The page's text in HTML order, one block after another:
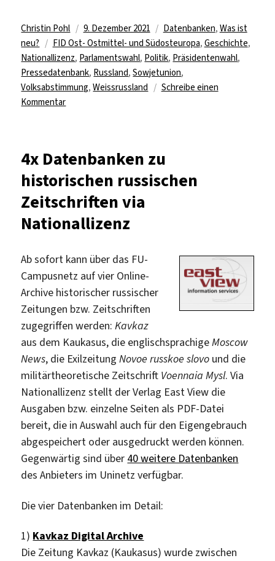
Autor
Christin Pohl
Veröffentlicht
am
9. Dezember 2021 Kategorien
Datenbanken, Was ist
neu?
Schlagwörter
FID Ost- Ostmittel- und Südosteuropa, Geschichte,
Nationallizenz, Parlamentswahl, Politik, Präsidentenwahl,
Pressedatenbank, Russland,Sowjetunion,
Volksabstimmung,Weissrussland
Schreibe einen
Kommentarzu
East
View
via
Nationallizenzen
zugänglich
4x Datenbanken zu
historischen russischen
Zeitschriften via
Nationallizenz
Ab sofort kann über das FU-
Campusnetz auf vier Online-
Archive historischer russischer
Zeitungen bzw. Zeitschriften
zugegriffen werden:Kavkaz
aus dem Kaukasus, die englischsprachigeMoscow
News, die ExilzeitungNovoe russkoe slovo und die
militärtheoretische Zeitschrift Voennaia Mysl. Via
Nationallizenz stellt der Verlag East View die
Ausgaben bzw. einzelne Seiten als PDF-Datei
bereit, die in Auswahl auch für den Eigengebrauch
abgespeichert oder ausgedruckt werden können.
Gegenwärtig sind über 40 weitere Datenbanken
des Anbieters im Uninetz verfügbar.
Die vier Datenbanken im Detail:
1) Kavkaz Digital Archive
Die Zeitung Kavkaz (Kaukasus) wurde zwischen